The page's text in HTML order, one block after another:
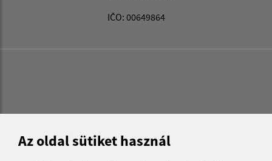
Az oldal sütiket használ
IČO: 00649864